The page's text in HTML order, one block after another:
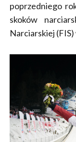
poprzedniego
skoków
Narciarskiej